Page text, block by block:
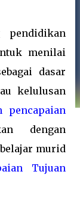
menilai
dasar
kelulusan
pencapaian
dengan
murid
Tujuan